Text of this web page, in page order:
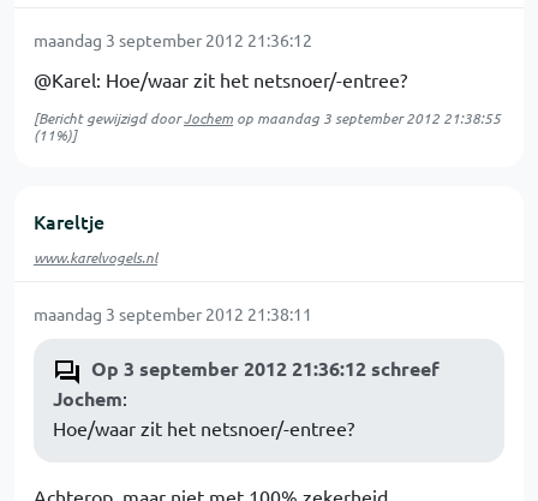
maandag 3 september 2012 21:36:12
@Karel: Hoe/waar zit het netsnoer/-entree?
[Bericht gewijzigd doorJochem op maandag 3 september 2012 21:38:55
(11%)]
Kareltje
www.karelvogels.nl
maandag 3 september 2012 21:38:11
Op 3 september 2012 21:36:12 schreef
Jochem:
Hoe/waar zit het netsnoer/-entree?
Achterop, maar niet met 100% zekerheid.